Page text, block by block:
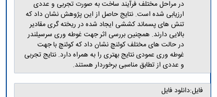
فرم
های
پژوهشی
در مراحل مختلف فرآیند ساخت به صورت تجربی و عددی
ارزیابی شده است. نتایج حاصل از این پژوهش نشان داد که
تنش های پسماند کششی ایجاد شده در ریخته گری مقادیر
بالایی دارند. همچنین بررسی اثر جهت غوطه وری سرسیلندر
در حالت های مختلف کوئنچ نشان داد که کوئنچ با جهت
غوطه وری عمودی نتایج بهتری را به همراه دارد. نتایج تجربی
و عددی از تطابق مناسبی برخوردار هستند.
فایل:دانلود فایل